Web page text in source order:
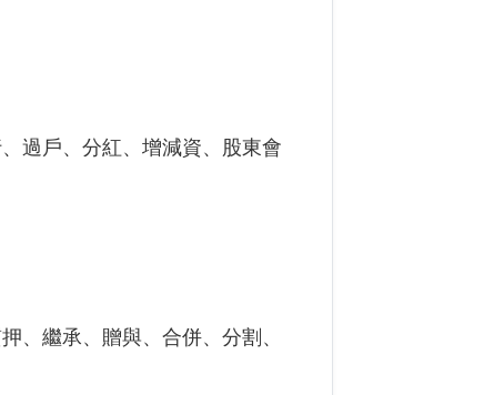
過戶、分紅、增減資、股東會
、繼承、贈與、合併、分割、